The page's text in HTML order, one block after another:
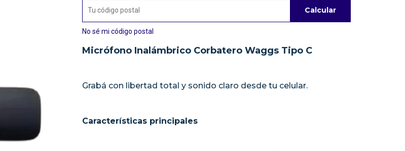
Calcular
No sé mi código postal
Micrófono Inalámbrico Corbatero Waggs Tipo C
Grabá con libertad total y sonido claro desde tu celular.
Características principales